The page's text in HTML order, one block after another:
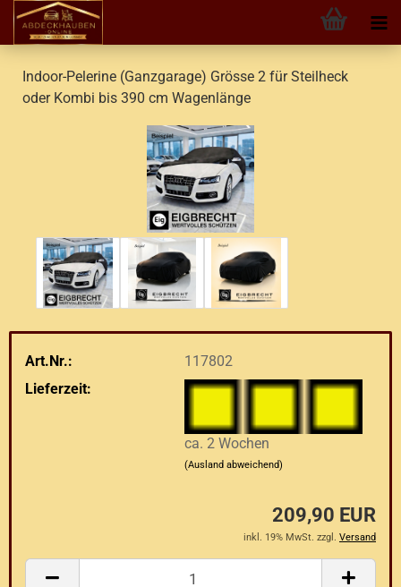
Indoor-Pelerine (Ganzgarage) Grösse 2 für Steilheck
oder Kombi bis 390 cm Wagenlänge
Art.Nr.:
117802
Lieferzeit:
ca. 2 Wochen
(Ausland abweichend)
209,90 EUR
inkl. 19% MwSt. zzgl. Versand